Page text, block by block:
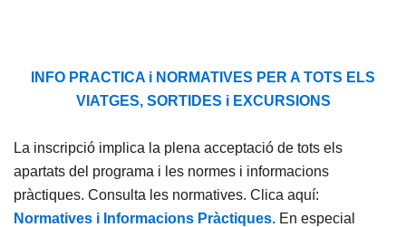
INFO PRACTICA i NORMATIVES PER A TOTS ELS
VIATGES, SORTIDES i EXCURSIONS
La inscripció implica la plena acceptació de tots els
apartats del programa i les normes i informacions
pràctiques. Consulta les normatives. Clica aquí:
Normatives i Informacions Pràctiques. En especial